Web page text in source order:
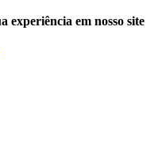
experiência em nosso site